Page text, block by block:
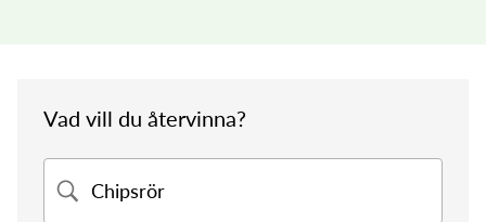
Mina sidor
Sorteringsguide
Återvinningscentral
Vad vill du återvinna?